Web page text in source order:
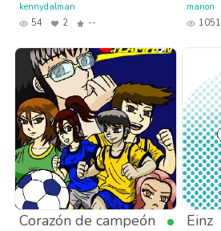
kennydalman
54
2 --
marion
1051
Corazón de campeón Einz